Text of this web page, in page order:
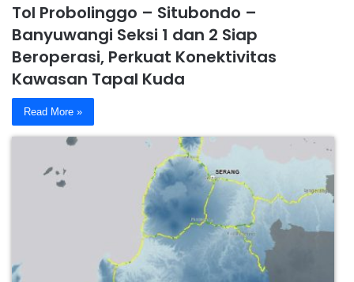
Tol Probolinggo – Situbondo –
Banyuwangi Seksi 1 dan 2 Siap
Beroperasi, Perkuat Konektivitas
Kawasan Tapal Kuda
Read More »